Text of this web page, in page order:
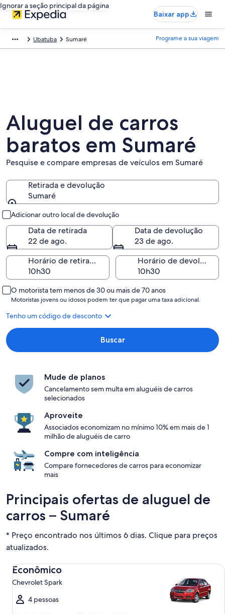
Ignorar a seção principal da página
Baixar app
Ubatuba Sumaré Programe a sua viagem
Aluguel de carros
baratos em Sumaré
Pesquise e compare empresas de veículos em Sumaré
Retirada e devolução
Sumaré
Adicionar outro local de devolução
Data de retirada
22 de ago.
Data de devolução
23 de ago.
Horário de retirada
Horário de devolução
O motorista tem menos de 30 ou mais de 70 anos
Motoristas jovens ou idosos podem ter que pagar uma taxa adicional.
Tenho um código de desconto
Buscar
Mude de planos
Cancelamento sem multa em aluguéis de carros
selecionados
Aproveite
Associados economizam no mínimo 10% em mais de 1
milhão de aluguéis de carro
Compre com inteligência
Compare fornecedores de carros para economizar
mais
Principais ofertas de aluguel de
carros – Sumaré
* Preço encontrado nos últimos 6 dias. Clique para preços
atualizados.
Econômico
Chevrolet Spark
4 pessoas
Econômico Chevrolet Spark